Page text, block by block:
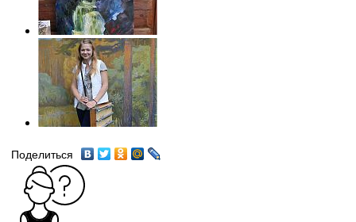
Поделиться